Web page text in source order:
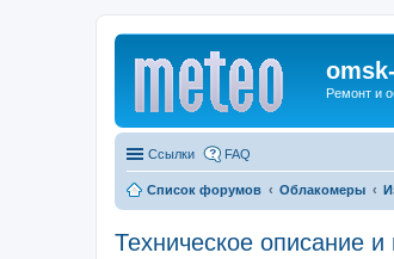
Ремонт и
Ссылки FAQ
Список форумов Облакомеры
Техническое описание и